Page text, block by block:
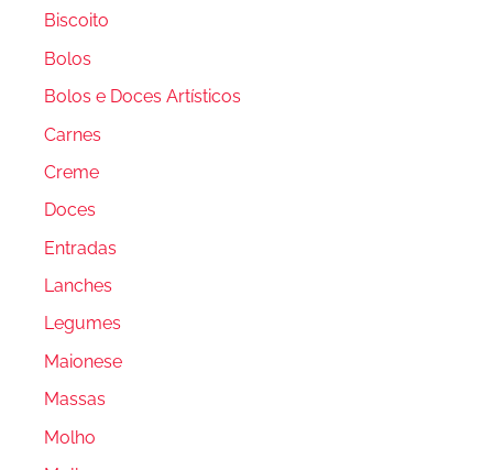
Biscoito
Bolos
Bolos e Doces Artísticos
Carnes
Creme
Doces
Entradas
Lanches
Legumes
Maionese
Massas
Molho